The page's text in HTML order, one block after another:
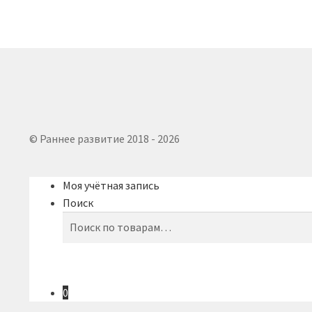
© Раннее развитие 2018 - 2026
Моя учётная запись
Поиск
0